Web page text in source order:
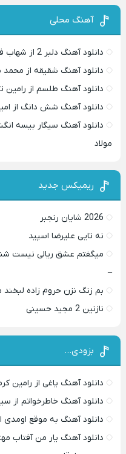
آهنگ محلی
دانلود آهنگ دلبر 2 از شهاب فالجی
دانلود آهنگ شقیقه از
دانلود آهنگ طلسم از رامین
دانلود آهنگ شش دانگ از
دانلود آهنگ سیگار بیسه
مولاد
ریمیکس جدید
2026 شایان رنجبر
نه تایی علیرضا اسپید
میگفتم عشق ریالی نیست
–
بم زنگ نزن حروم زاده لبخند
نازنین 2 مجید حسینی
بزودی…
دانلود آهنگ یاغی از رامین
دانلود آهنگ خاطرخواتم از
دانلود آهنگ به موقع اومدی
دانلود آهنگ یار من